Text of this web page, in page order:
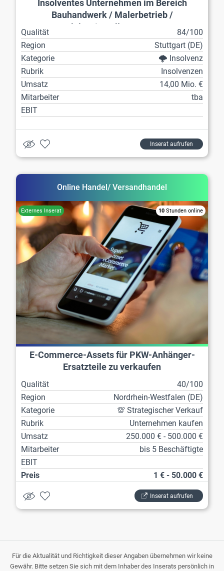
Insolventes Unternehmen im Bereich
Bauhandwerk / Malerbetrieb /
Qualität
84/100
Region
Stuttgart (DE)
Kategorie
🌩️ Insolvenz
Rubrik
Insolvenzen
Umsatz
14,00 Mio. €
Mitarbeiter
tba
EBIT
Inserat aufrufen
Online Handel/ Versandhandel
10 Stunden online
E-Commerce-Assets für PKW-Anhänger-
Ersatzteile zu verkaufen
Qualität
40/100
Region
Nordrhein-Westfalen (DE)
Kategorie
💯 Strategischer Verkauf
Rubrik
Unternehmen kaufen
Umsatz
250.000 € - 500.000 €
Mitarbeiter
bis 5 Beschäftigte
EBIT
Preis
1 € - 50.000 €
Inserat aufrufen
Für die Aktualität und Richtigkeit dieser Angaben übernehmen wir keine
Gewähr. Bitte setzen Sie sich mit dem Inhaber des Inserats persönlich in